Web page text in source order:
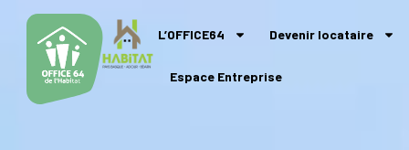
L’OFFICE64 Devenir locataire
Espace Entreprise